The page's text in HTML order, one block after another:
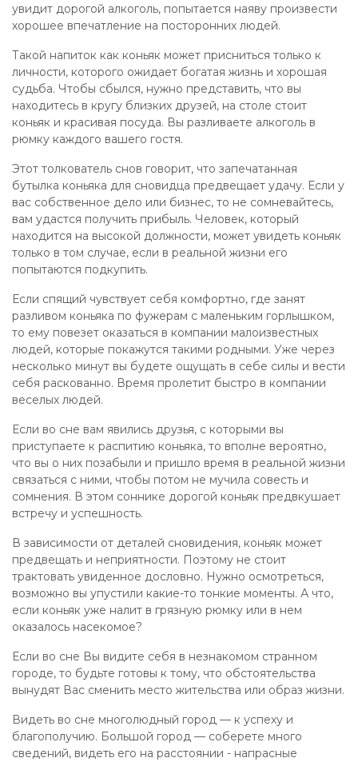
увидит дорогой алкоголь, попытается наяву произвести
хорошее впечатление на посторонних людей.
Такой напиток как коньяк может присниться только к
личности, которого ожидает богатая жизнь и хорошая
судьба. Чтобы сбылся, нужно представить, что вы
находитесь в кругу близких друзей, на столе стоит
коньяк и красивая посуда. Вы разливаете алкоголь в
рюмку каждого вашего гостя.
Этот толкователь снов говорит, что запечатанная
бутылка коньяка для сновидца предвещает удачу. Если у
вас собственное дело или бизнес, то не сомневайтесь,
вам удастся получить прибыль. Человек, который
находится на высокой должности, может увидеть коньяк
только в том случае, если в реальной жизни его
попытаются подкупить.
Если спящий чувствует себя комфортно, где занят
разливом коньяка по фужерам с маленьким горлышком,
то ему повезет оказаться в компании малоизвестных
людей, которые покажутся такими родными. Уже через
несколько минут вы будете ощущать в себе силы и вести
себя раскованно. Время пролетит быстро в компании
веселых людей.
Если во сне вам явились друзья, с которыми вы
приступаете к распитию коньяка, то вполне вероятно,
что вы о них позабыли и пришло время в реальной жизни
связаться с ними, чтобы потом не мучила совесть и
сомнения. В этом соннике дорогой коньяк предвкушает
встречу и успешность.
В зависимости от деталей сновидения, коньяк может
предвещать и неприятности. Поэтому не стоит
трактовать увиденное дословно. Нужно осмотреться,
возможно вы упустили какие-то тонкие моменты. А что,
если коньяк уже налит в грязную рюмку или в нем
оказалось насекомое?
Если во сне Вы видите себя в незнакомом странном
городе, то будьте готовы к тому, что обстоятельства
вынудят Вас сменить место жительства или образ жизни.
Видеть во сне многолюдный город — к успеху и
благополучию. Большой город — соберете много
сведений, видеть его на расстоянии - напрасные